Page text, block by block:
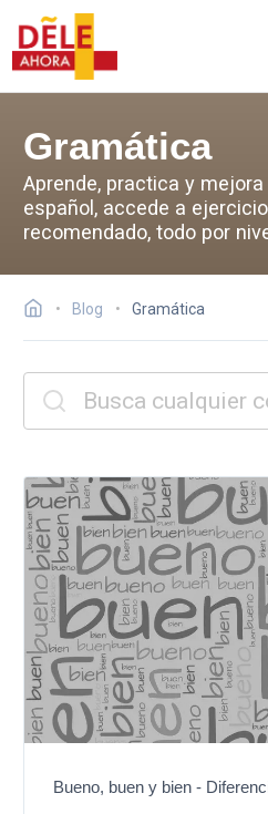
Gramática
Aprende, practica y
español, accede a
recomendado, todo por
Blog Gramática
Bueno, buen y bien -